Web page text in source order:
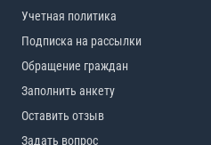
Учетная политика
Подписка на рассылки
Обращение граждан
Заполнить анкету
Оставить отзыв
Задать вопрос